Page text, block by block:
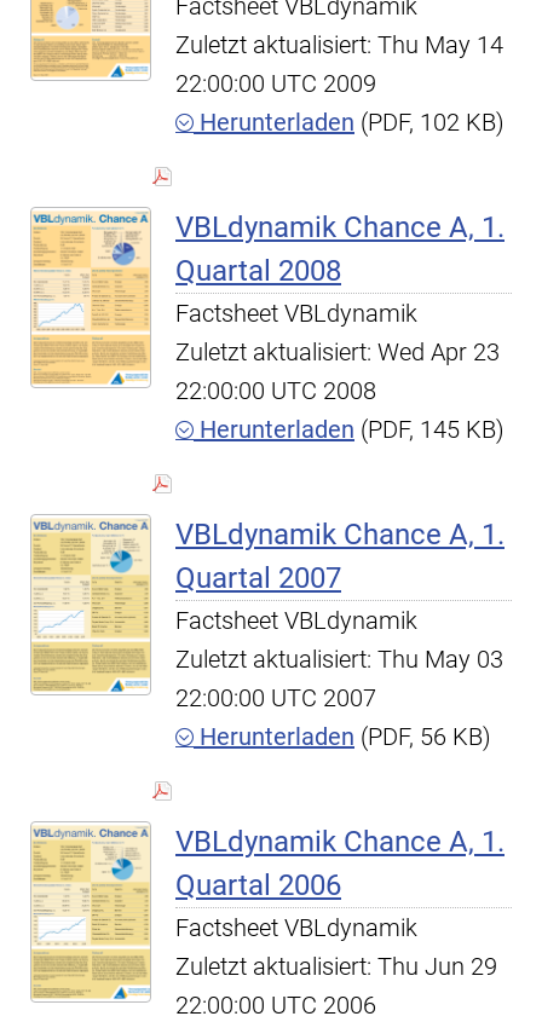
Factsheet VBLdynamik
Zuletzt aktualisiert: Thu May 14
22:00:00 UTC 2009
Herunterladen (PDF, 102 KB)
VBLdynamik Chance A, 1.
Quartal 2008
Factsheet VBLdynamik
Zuletzt aktualisiert: Wed Apr 23
22:00:00 UTC 2008
Herunterladen (PDF, 145 KB)
VBLdynamik Chance A, 1.
Quartal 2007
Factsheet VBLdynamik
Zuletzt aktualisiert: Thu May 03
22:00:00 UTC 2007
Herunterladen (PDF, 56 KB)
VBLdynamik Chance A, 1.
Quartal 2006
Factsheet VBLdynamik
Zuletzt aktualisiert: Thu Jun 29
22:00:00 UTC 2006